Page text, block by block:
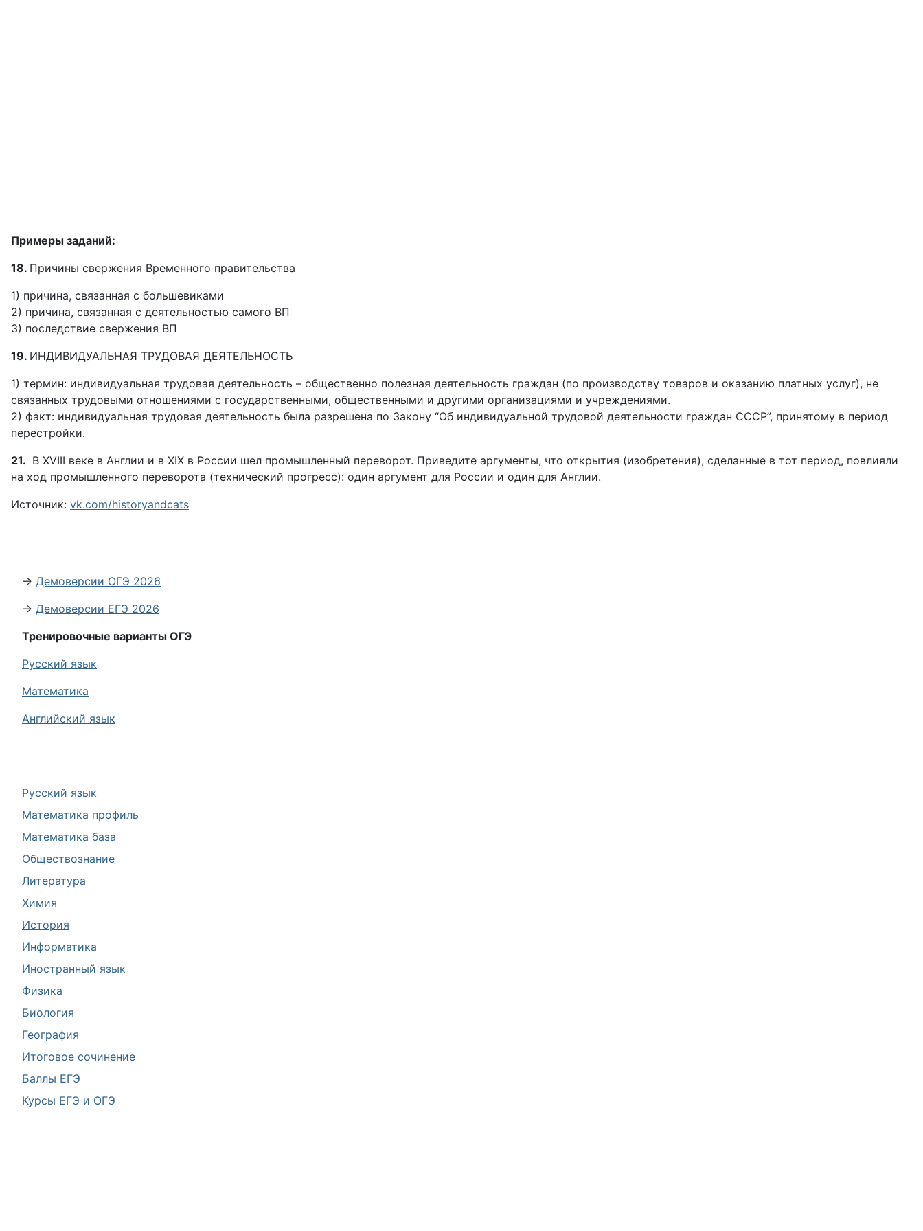
Русский язык
Математика профиль
Математика база
Обществознание
Литература
Химия
История
Информатика
Иностранный язык
Физика
Биология
География
Итоговое сочинение
Баллы ЕГЭ
Курсы ЕГЭ и ОГЭ
Примеры заданий:
18. Причины свержения Временного правительства
1) причина, связанная с большевиками
2) причина, связанная с деятельностью самого ВП
3) последствие свержения ВП
19. ИНДИВИДУАЛЬНАЯ ТРУДОВАЯ ДЕЯТЕЛЬНОСТЬ
1) термин: индивидуальная трудовая деятельность – общественно полезная деятельность граждан (по производству товаров и оказанию платных услуг), не
связанных трудовыми отношениями с государственными, общественными и другими организациями и учреждениями.
2) факт: индивидуальная трудовая деятельность была разрешена по Закону “Об индивидуальной трудовой деятельности граждан СССР”, принятому в период
перестройки.
21. В XVIII веке в Англии и в XIX в России шел промышленный переворот. Приведите аргументы, что открытия (изобретения), сделанные в тот период, повлияли
на ход промышленного переворота (технический прогресс): один аргумент для России и один для Англии.
Источник: vk.com/historyandcats
→ Демоверсии ОГЭ 2026
→ Демоверсии ЕГЭ 2026
Тренировочные варианты ОГЭ
Русский язык
Математика
Английский язык